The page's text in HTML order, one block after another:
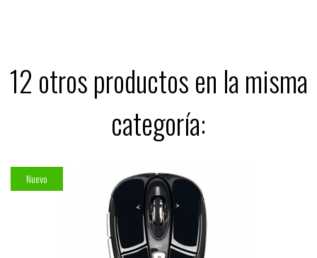
12 otros productos en la misma
categoría:
Nuevo